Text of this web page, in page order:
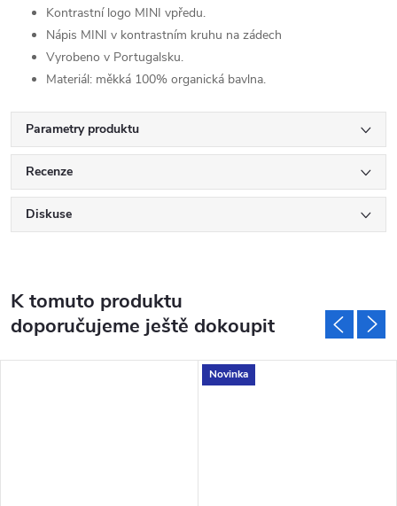
Kontrastní logo MINI vpředu.
Nápis MINI v kontrastním kruhu na zádech
Vyrobeno v Portugalsku.
Materiál: měkká 100% organická bavlna.
Parametry produktu
Recenze
Diskuse
K tomuto produktu
doporučujeme ještě dokoupit
Novinka